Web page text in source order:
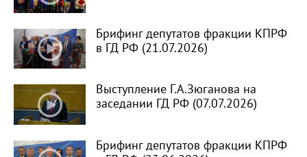
Брифинг депутатов фракции КПРФ
в ГД РФ (21.07.2026)
Выступление Г.А.Зюганова на
заседании ГД РФ (07.07.2026)
Брифинг депутатов фракции КПРФ